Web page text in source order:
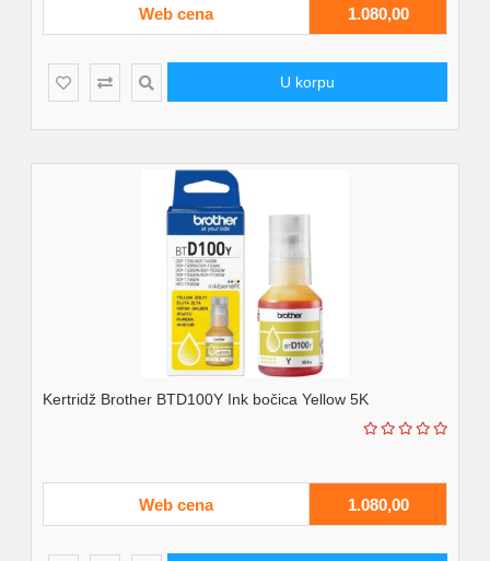
Web cena 1.080,00
U korpu
Kertridž Brother BTD100Y Ink bočica Yellow 5K
Web cena 1.080,00